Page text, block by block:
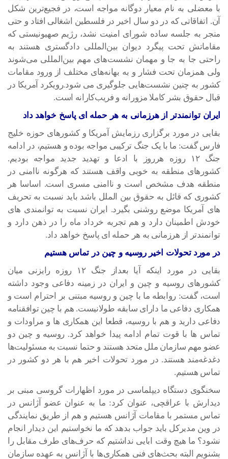
با معضلی به نام معیار دوگانه مواجه است، در فجیع‌ترین شکل
آن. اتفاقاتی که در دو سال اخیر در فلسطین اشغالی افتاد و حتی
منجر به جلسه ساده شورای امنیت نشد، رژیم صهیونیستی که
مقاماتش تحت پیگرد دیوان بین‌المللی دادگستری هستند به
راحتی جا به جا و مهمان نشست‌های مهم بین‌المللی می‌شوند
ولی همزمان تحت فشار و به بهانه‌های مختلف از ورود مقامات
کشور به چنین نشست‌هایی جلوگیری می شود.رویکرد آمریکا در
قبال حقوق بشر کاملا مزورانه و فریب‌کارانه است.
ایران توانمندتر از هرزمانی به هر حمله ای پاسخ خواهد داد
بقایی در مورد برگزاری رزمایش آمریکا و کشورهای حوزه خلیج‌
فارس گفت: ما با یک جنگ ترکیبی مواجه بوده و هستیم، در ادامه
جنگ ۱۲ روزه هرروز با ادعا و تهدید جدید مواجه بودیم.
کشورهای منطقه به خوبی واقف هستند که هرگونه ناامنی در
منطقه هدف مشخص است و ناامنی مسری است. اساسا هر
کشوری که قائل به حقوق بین الملل باشد باید نسبت به تحریف
های آمریکا موضع روشنی بگیرد. ایران نسبت به توانمندی های
خودش اطمینان دارد و هم تجربه خرداد ماه را در ذهن دارد و
توانمندتر از هرزمانی به هر حمله ای پاسخ خواهد داد.
در مورد تحولات اخیر روسیه و چین در تماس هستیم
بقایی در مورد اینکه آیا بعداز جنگ ۱۲ روزه رایزنی میان
کشورهای روسیه و چین و ایران در زمینه دفاعی وجود داشته
است، گفت: روابطه ما با چین و روسیه مبتنی بر احترام است و
همکاری دفاعی ما دارای سابقه طولانیست. هم با چین توافقنامه
دفاعی دارید و هم با روسیه، قطعا این همکاری ها و مراودات و
تماس ها با قوت تمام ادامه پیدا خواهد کرد. روسیه و چین دو
عضو مهم سازمان ملل متحد هستند و حتما نسبت به مسئولیت‌ها
دغدغه‌مند هستند. در مورد تحولات اخیر هم با هر دو کشور در
تماس هستیم.
سخنگوی دستگاه دیپلماسی در مورد اظهارات گروسی مبنی بر
دیدارش با عراقچی، عنوان کرد: ما به عنوان عضو آژانس در
تماس مستمر با مقامات آژانس هستیم و هم از طریق نمایندگی
در وین مدیرکل باید جواب بدهد که ما نخواستیم این دیدار انجام
نشود؟ ما هیچ وقت ابایی نداشتیم که حرف‌های طرف مقابل را
بشنویم البته بحث‌های فنی همکاری‌ها با آژانس به عهده سازمان